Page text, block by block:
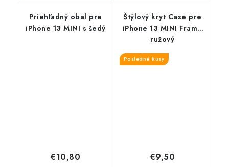
Priehľadný obal pre
iPhone 13 MINI s šedý
€10,80
Štýlový kryt Case pre
iPhone 13 MINI Frame
ružový
Posledné kusy
€9,50